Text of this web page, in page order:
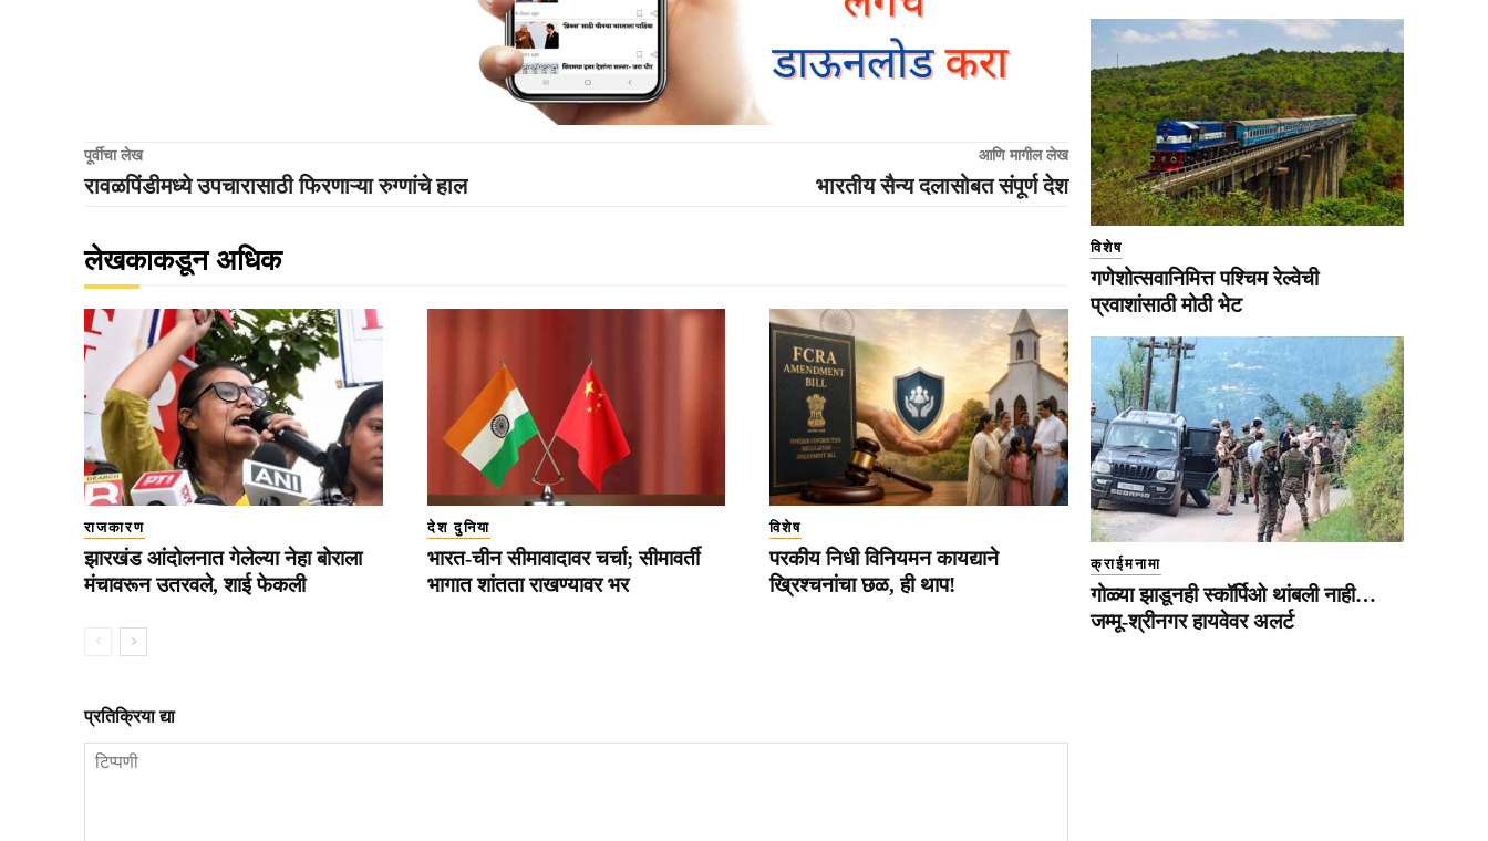
पूर्वीचा लेख
रावळपिंडीमध्ये उपचारासाठी फिरणाऱ्या रुग्णांचे हाल
आणि मागील लेख
भारतीय सैन्य दलासोबत संपूर्ण देश
लेखकाकडून अधिक
राजकारण
झारखंड आंदोलनात गेलेल्या नेहा बोराला
मंचावरून उतरवले, शाई फेकली
देश दुनिया
भारत-चीन सीमावादावर चर्चा; सीमावर्ती
भागात शांतता राखण्यावर भर
विशेष
परकीय निधी विनियमन कायद्याने
ख्रिश्चनांचा छळ, ही थाप!
प्रतिक्रिया द्या
विशेष
गणेशोत्सवानिमित्त पश्चिम रेल्वेची
प्रवाशांसाठी मोठी भेट
क्राईमनामा
गोळ्या झाडूनही स्कॉर्पिओ थांबली नाही…
जम्मू-श्रीनगर हायवेवर अलर्ट